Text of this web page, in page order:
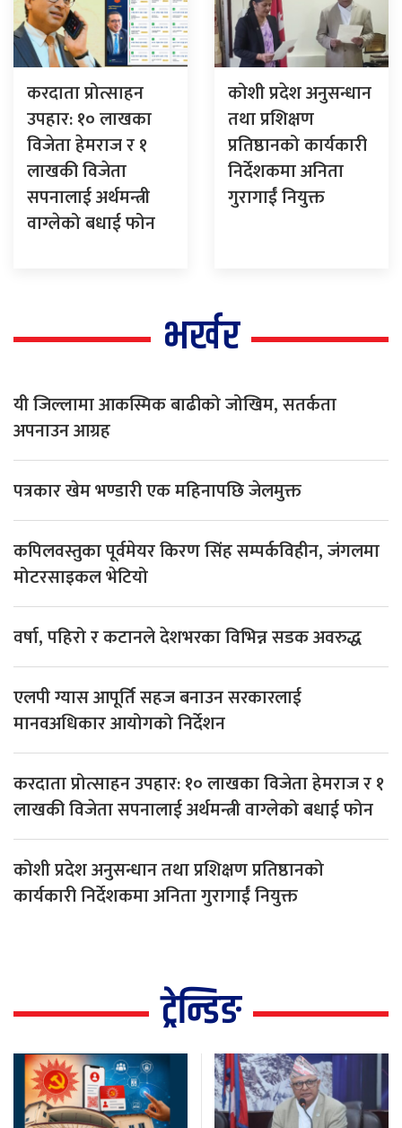
करदाता प्रोत्साहन
उपहार: १० लाखका
विजेता हेमराज र १
लाखकी विजेता
सपनालाई अर्थमन्त्री
वाग्लेको बधाई फोन
कोशी प्रदेश अनुसन्धान
तथा प्रशिक्षण
प्रतिष्ठानको कार्यकारी
निर्देशकमा अनिता
गुरागाईं नियुक्त
भर्खर
यी जिल्लामा आकस्मिक बाढीको जोखिम, सतर्कता
अपनाउन आग्रह
पत्रकार खेम भण्डारी एक महिनापछि जेलमुक्त
कपिलवस्तुका पूर्वमेयर किरण सिंह सम्पर्कविहीन, जंगलमा
मोटरसाइकल भेटियो
वर्षा, पहिरो र कटानले देशभरका विभिन्न सडक अवरुद्ध
एलपी ग्यास आपूर्ति सहज बनाउन सरकारलाई
मानवअधिकार आयोगको निर्देशन
करदाता प्रोत्साहन उपहार: १० लाखका विजेता हेमराज र १
लाखकी विजेता सपनालाई अर्थमन्त्री वाग्लेको बधाई फोन
कोशी प्रदेश अनुसन्धान तथा प्रशिक्षण प्रतिष्ठानको
कार्यकारी निर्देशकमा अनिता गुरागाईं नियुक्त
ट्रेन्डिङ